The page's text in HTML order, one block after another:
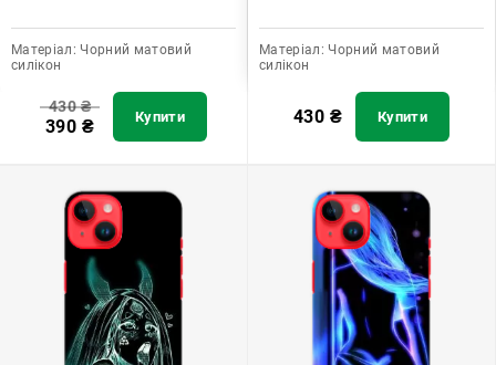
Матеріал: Чорний матовий
силікон
430₴
390 ₴ Купити
Матеріал: Чорний матовий
силікон
430 ₴ Купити